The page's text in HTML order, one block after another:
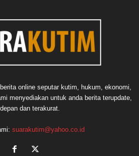
online seputar kutim, hukum, ekonomi,
menyediakan untuk anda berita terupdate,
dan terakurat.
suarakutim@yahoo.co.id